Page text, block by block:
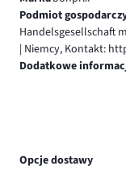
Podmiot
Handelsgesellschaft
| Niemcy, Kontakt:
Dodatkowe
Opcje dostawy